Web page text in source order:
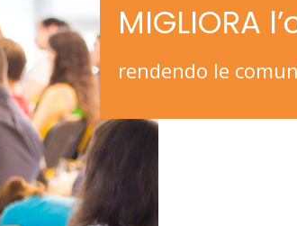
MIGLIORA
rendendo le